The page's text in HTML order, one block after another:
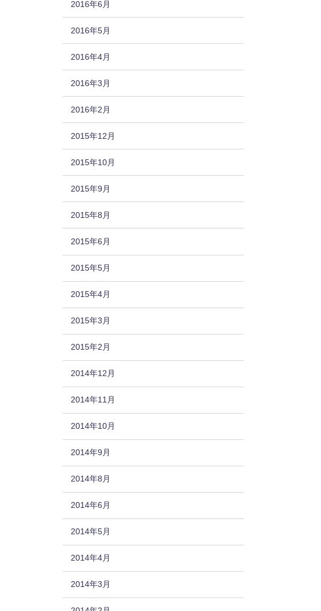
2016年6月
2016年5月
2016年4月
2016年3月
2016年2月
2015年12月
2015年10月
2015年9月
2015年8月
2015年6月
2015年5月
2015年4月
2015年3月
2015年2月
2014年12月
2014年11月
2014年10月
2014年9月
2014年8月
2014年6月
2014年5月
2014年4月
2014年3月